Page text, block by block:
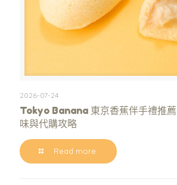
2026-07-24
Tokyo Banana 東京香蕉伴手禮推
味與代購攻略
Read more